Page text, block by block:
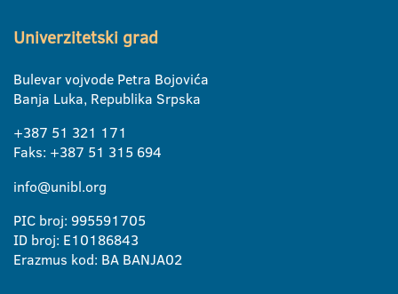
Univerzitetski grad
Bulevar vojvode Petra Bojovića
Banja Luka, Republika Srpska
+387 51 321 171
Faks: +387 51 315 694
info@unibl.org
PIC broj: 995591705
ID broj: E10186843
Erazmus kod: BA BANJA02